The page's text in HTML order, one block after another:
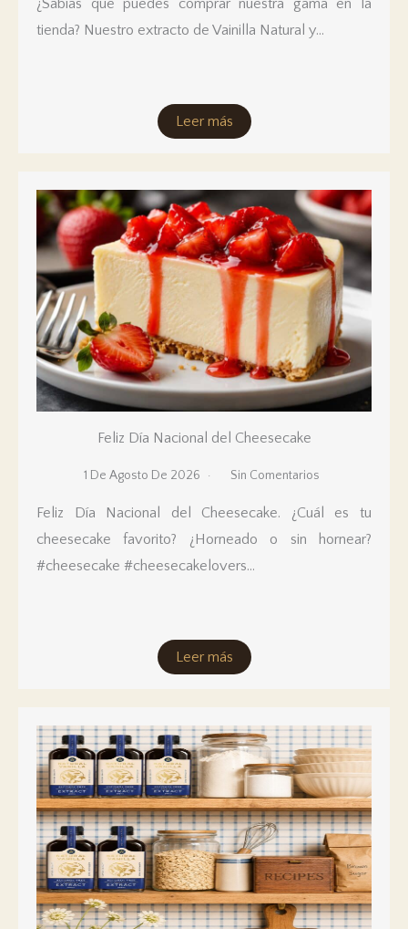
¿Sabías que puedes comprar nuestra gama en la
tienda? Nuestro extracto de Vainilla Natural y...
Leer más
Feliz Día Nacional del Cheesecake
1 De Agosto De 2026 Sin Comentarios
Feliz Día Nacional del Cheesecake. ¿Cuál es tu
cheesecake favorito? ¿Horneado o sin hornear?
#cheesecake #cheesecakelovers…
Leer más